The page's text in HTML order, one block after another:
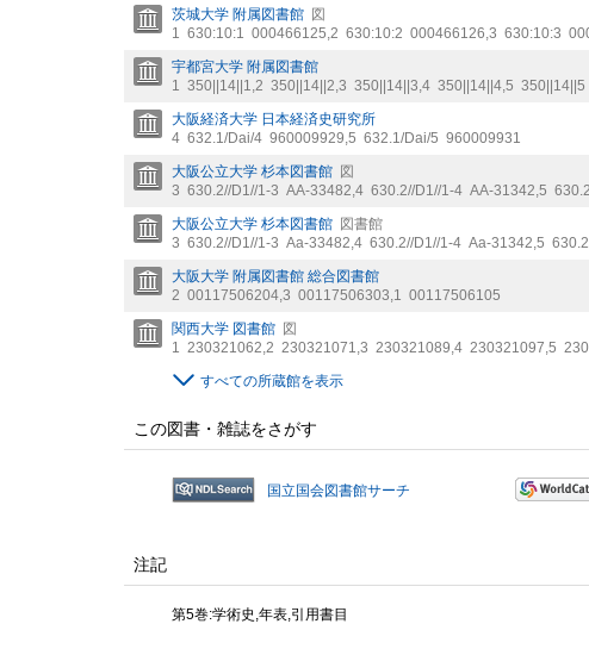
茨城大学 附属図書館 図
1 630:10:1 000466125,2 630:10:2 000466126,3 630:10:3
宇都宮大学 附属図書館
1 350||14||1,2 350||14||2,3 350||14||3,4 350||14||4,5 350||14||5
大阪経済大学 日本経済史研究所
4 632.1/Dai/4 960009929,5 632.1/Dai/5 960009931
大阪公立大学 杉本図書館 図
3 630.2//D1//1-3 AA-33482,4 630.2//D1//1-4 AA-31342,5
大阪公立大学 杉本図書館 図書館
3 630.2//D1//1-3 Aa-33482,4 630.2//D1//1-4 Aa-31342,5
大阪大学 附属図書館 総合図書館
2 00117506204,3 00117506303,1 00117506105
関西大学 図書館 図
1 230321062,2 230321071,3 230321089,4 230321097,5
すべての所蔵館を表示
この図書・雑誌をさがす
国立国会図書館サーチ
注記
第5巻:学術史,年表,引用書目